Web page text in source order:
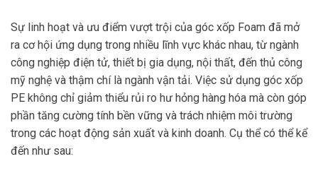
Sự linh hoạt và ưu điểm vượt trội của góc xốp Foam đã mở
ra cơ hội ứng dụng trong nhiều lĩnh vực khác nhau, từ ngành
công nghiệp điện tử, thiết bị gia dụng, nội thất, đến thủ công
mỹ nghệ và thậm chí là ngành vận tải. Việc sử dụng góc xốp
PE không chỉ giảm thiểu rủi ro hư hỏng hàng hóa mà còn góp
phần tăng cường tính bền vững và trách nhiệm môi trường
trong các hoạt động sản xuất và kinh doanh. Cụ thể có thể kể
đến như sau: